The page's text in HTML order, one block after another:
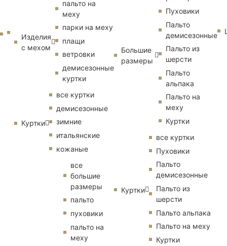
Изделия
с мехом
пальто на
меху
парки на меху
плащи
ветровки
демисезонные
куртки
Куртки
все куртки
демисезонные
зимние
итальянские
кожаные
все
большие
размеры
пальто
пуховики
пальто на
меху
Большие
размеры
Пуховики
Пальто
демисезонные
Пальто из
шерсти
Пальто
альпака
Пальто на
меху
Куртки
Куртки
все куртки
Пуховики
Пальто
демисезонные
Пальто из
шерсти
Пальто альпака
Пальто на меху
Куртки